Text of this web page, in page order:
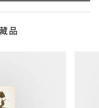
品